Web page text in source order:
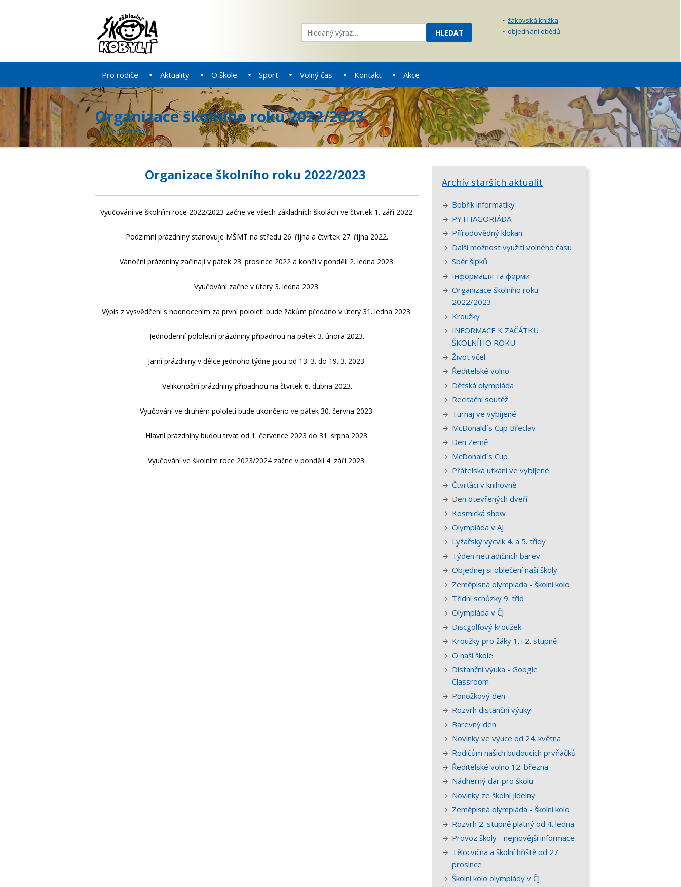
žákovská knížka
objednání obědů
Pro rodiče Aktuality O škole Sport Volný čas Kontakt Akce
Organizace školního roku 2022/2023
Přehled prázdnin
Organizace školního roku 2022/2023
Vyučování ve školním roce 2022/2023 začne ve všech základních školách ve čtvrtek 1. září 2022.
Podzimní prázdniny stanovuje MŠMT na středu 26. října a čtvrtek 27. října 2022.
Vánoční prázdniny začínají v pátek 23. prosince 2022 a končí v pondělí 2. ledna 2023.
Vyučování začne v úterý 3. ledna 2023.
Výpis z vysvědčení s hodnocením za první pololetí bude žákům předáno v úterý 31. ledna 2023.
Jednodenní pololetní prázdniny připadnou na pátek 3. února 2023.
Jarní prázdniny v délce jednoho týdne jsou od 13. 3. do 19. 3. 2023.
Velikonoční prázdniny připadnou na čtvrtek 6. dubna 2023.
Vyučování ve druhém pololetí bude ukončeno ve pátek 30. června 2023.
Hlavní prázdniny budou trvat od 1. července 2023 do 31. srpna 2023.
Vyučování ve školním roce 2023/2024 začne v pondělí 4. září 2023.
Archív starších aktualit
Bobřík informatiky
PYTHAGORIÁDA
Přírodovědný klokan
Další možnost využití volného času
Sběr šípků
Інформація та форми
Organizace školního roku
2022/2023
Kroužky
INFORMACE K ZAČÁTKU
ŠKOLNÍHO ROKU
Život včel
Ředitelské volno
Dětská olympiáda
Recitační soutěž
Turnaj ve vybíjené
McDonald´s Cup Břeclav
Den Země
McDonald´s Cup
Přátelská utkání ve vybíjené
Čtvrťáci v knihovně
Den otevřených dveří
Kosmická show
Olympiáda v AJ
Lyžařský výcvik 4. a 5. třídy
Týden netradičních barev
Objednej si oblečení naší školy
Zeměpisná olympiáda - školní kolo
Třídní schůzky 9. tříd
Olympiáda v ČJ
Discgolfový kroužek
Kroužky pro žáky 1. i 2. stupně
O naší škole
Distanční výuka - Google
Classroom
Ponožkový den
Rozvrh distanční výuky
Barevný den
Novinky ve výuce od 24. května
Rodičům našich budoucích prvňáčků
Ředitelské volno 12. března
Nádherný dar pro školu
Novinky ze školní jídelny
Zeměpisná olympiáda - školní kolo
Rozvrh 2. stupně platný od 4. ledna
Provoz školy - nejnovější informace
Tělocvična a školní hřiště od 27.
prosince
Školní kolo olympiády v ČJ